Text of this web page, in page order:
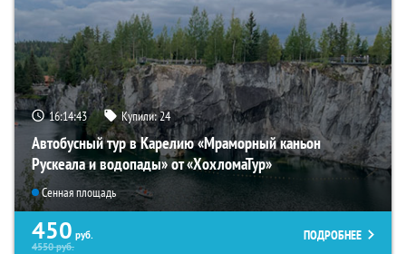
16:14:41 Купили:24
Автобусный тур в Карелию «Мраморный каньон
Рускеала и водопады» от «ХохломаТур»
Сенная площадь
450 руб.
4550руб.
ПОДРОБНЕЕ